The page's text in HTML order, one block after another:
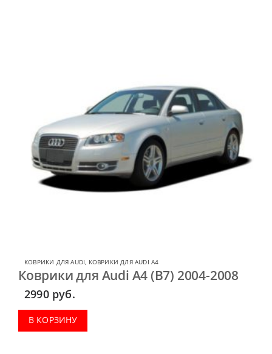
КОВРИКИ ДЛЯ AUDI, КОВРИКИ ДЛЯ AUDI A4
Коврики для Audi A4 (B7) 2004-2008
2990 руб.
В КОРЗИНУ